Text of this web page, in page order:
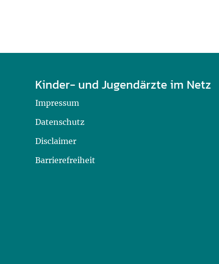
Kinder- und Jugendärzte im Netz
Impressum
Datenschutz
Disclaimer
Barrierefreiheit